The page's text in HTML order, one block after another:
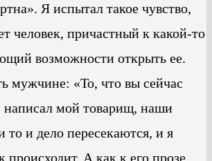
Я испытал такое чувство,
человек, причастный к какой-то
возможности открыть ее.
мужчине: «То, что вы сейчас
написал мой товарищ, наши
то и дело пересекаются, и я
происходит. А как к его прозе